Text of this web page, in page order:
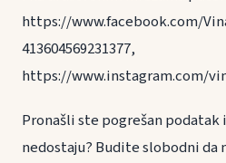
https://www.facebook.com/
413604569231377,
https://www.instagram.com/
Pronašli ste pogrešan
nedostaju? Budite slobodni